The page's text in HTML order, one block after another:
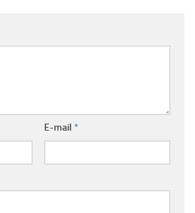
E-mail *